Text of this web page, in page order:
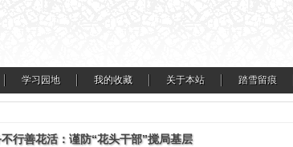
学习园地 我的收藏 关于本站 踏雪留痕
行善花活：​谨防“花头干部”搅局基层